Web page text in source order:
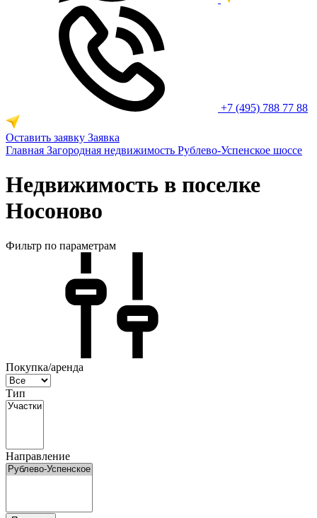
+7 (495) 788 77 88
Оставить заявку Заявка
Главная Загородная недвижимость Рублево-Успенское шоссе
Недвижимость в поселке
Носоново
Фильтр по параметрам
Покупка/аренда
Тип
Направление